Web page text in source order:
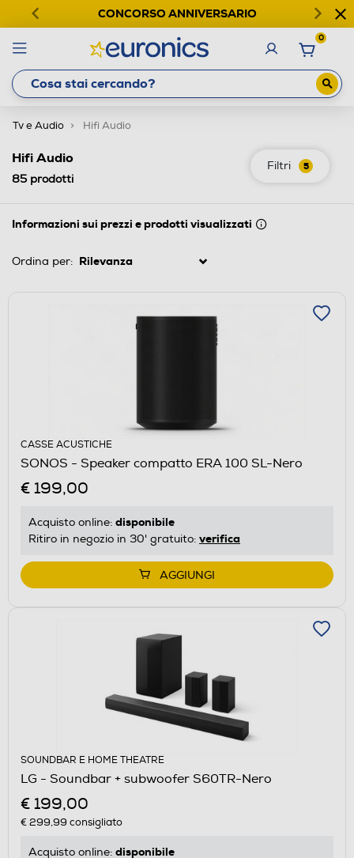
CONCORSO ANNIVERSARIO
0
Tv e Audio Hifi Audio
Filtri 5
Hifi Audio
85 prodotti
Informazioni sui prezzi e prodotti visualizzati
Ordina per:
CASSE ACUSTICHE
SONOS - Speaker compatto ERA 100 SL-Nero
€ 199,00
Acquisto online: disponibile
Ritiro in negozio in 30' gratuito: verifica
AGGIUNGI
SOUNDBAR E HOME THEATRE
LG - Soundbar + subwoofer S60TR-Nero
€ 199,00
€ 299,99 consigliato
Acquisto online: disponibile